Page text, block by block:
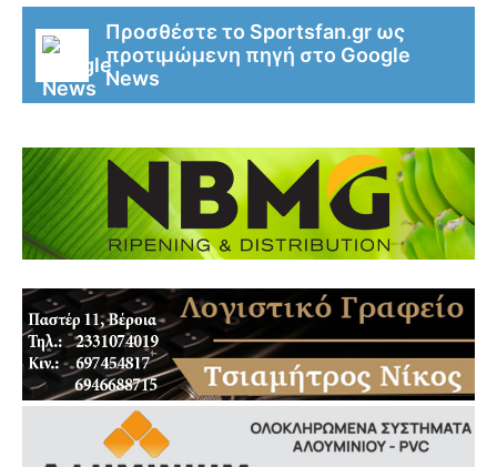
Προσθέστε το Sportsfan.gr ως
προτιμώμενη πηγή στο Google
News